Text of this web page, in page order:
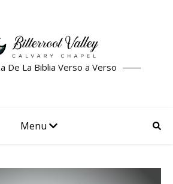
De La Biblia Verso a Verso
Menu